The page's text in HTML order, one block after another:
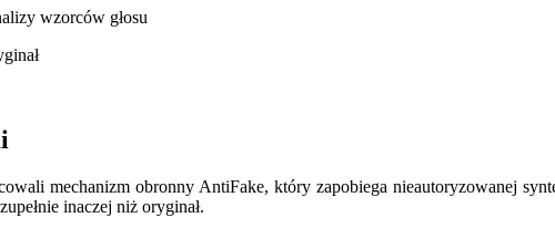
wzorców głosu
mechanizm obronny AntiFake, który zapobiega nieautoryzowanej
inaczej niż oryginał.